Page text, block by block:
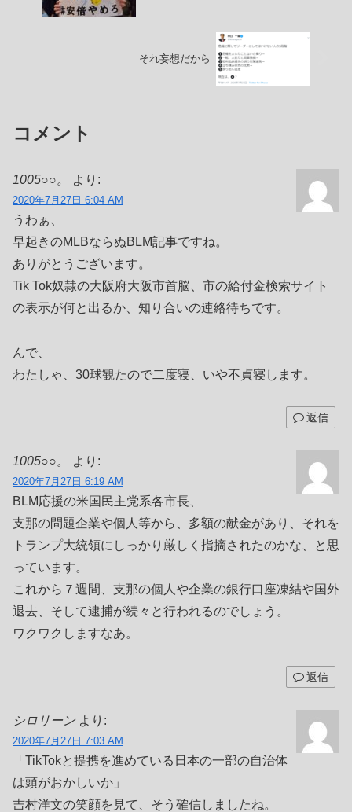
それ妄想だから
コメント
1005○○。 より:
2020年7月27日 6:04 AM
うわぁ、
早起きのMLBならぬBLM記事ですね。
ありがとうございます。
Tik Tok奴隷の大阪府大阪市首脳、市の給付金検索サイト
の表示が何と出るか、知り合いの連絡待ちです。
んで、
わたしゃ、30球観たので二度寝、いや不貞寝します。
返信
1005○○。 より:
2020年7月27日 6:19 AM
BLM応援の米国民主党系各市長、
支那の問題企業や個人等から、多額の献金があり、それを
トランプ大統領にしっかり厳しく指摘されたのかな、と思
っています。
これから７週間、支那の個人や企業の銀行口座凍結や国外
退去、そして逮捕が続々と行われるのでしょう。
ワクワクしますなあ。
返信
シロリーン より:
2020年7月27日 7:03 AM
「TikTokと提携を進めている日本の一部の自治体
は頭がおかしいか」
吉村洋文の笑顔を見て、そう確信しましたね。